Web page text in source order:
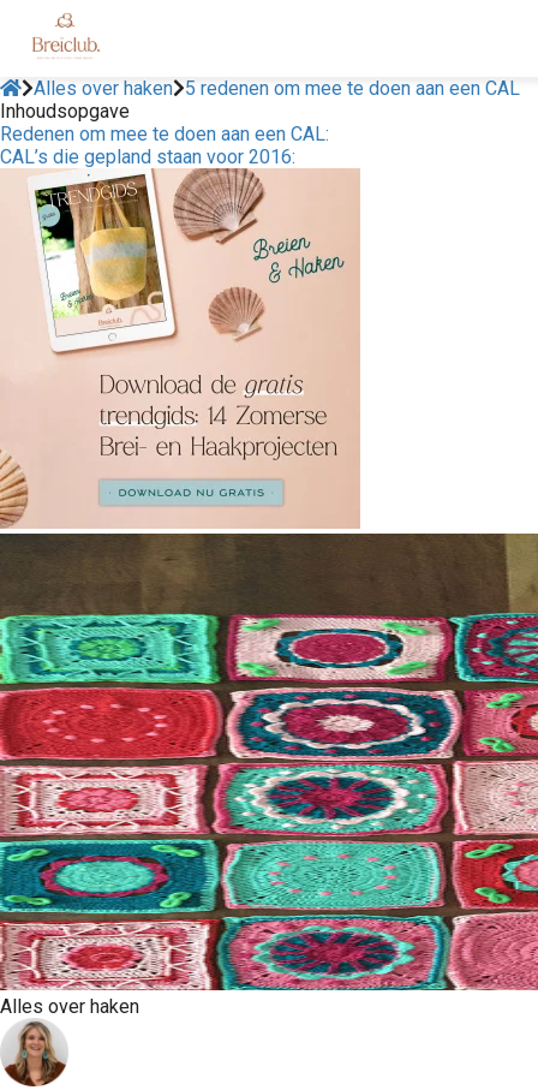
Alles over haken
5 redenen om mee te doen aan een CAL
Inhoudsopgave
Redenen om mee te doen aan een CAL:
CAL’s die gepland staan voor 2016:
Alles over haken